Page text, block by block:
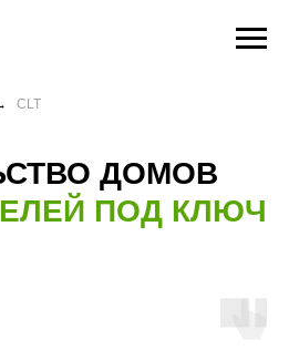
CLT
ДОМОВ
ПОД КЛЮЧ